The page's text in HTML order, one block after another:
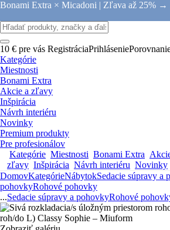
Bonami Extra × Micadoni | Zľava až 25% →
10 € pre vás RegistráciaPrihlásenie
Kategórie
Miestnosti
Bonami Extra
Akcie a zľavy
Inšpirácia
Návrh interiéru
Novinky
Premium produkty
Pre profesionálov
Kategórie Miestnosti Bonami Extra
zľavy Inšpirácia Návrh interiéru Novinky
DomovKategórieNábytokSedacie súpravy a
pohovkyRohové pohovky
...Sedacie súpravy a pohovkyRohové